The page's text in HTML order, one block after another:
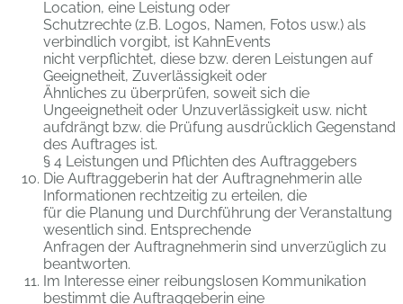
Location, eine Leistung oder
Schutzrechte (z.B. Logos, Namen, Fotos usw.) als
verbindlich vorgibt, ist KahnEvents
nicht verpflichtet, diese bzw. deren Leistungen auf
Geeignetheit, Zuverlässigkeit oder
Ähnliches zu überprüfen, soweit sich die
Ungeeignetheit oder Unzuverlässigkeit usw. nicht
aufdrängt bzw. die Prüfung ausdrücklich Gegenstand
des Auftrages ist.
§ 4 Leistungen und Pflichten des Auftraggebers
Die Auftraggeberin hat der Auftragnehmerin alle
Informationen rechtzeitig zu erteilen, die
für die Planung und Durchführung der Veranstaltung
wesentlich sind. Entsprechende
Anfragen der Auftragnehmerin sind unverzüglich zu
beantworten.
Im Interesse einer reibungslosen Kommunikation
bestimmt die Auftraggeberin eine